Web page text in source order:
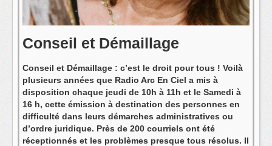
Conseil et Démaillage
Conseil et Démaillage : c’est le droit pour tous ! Voilà
plusieurs années que Radio Arc En Ciel a mis à
disposition chaque jeudi de 10h à 11h et le Samedi à
16 h, cette émission à destination des personnes en
difficulté dans leurs démarches administratives ou
d’ordre juridique. Près de 200 courriels ont été
réceptionnés et les problèmes presque tous résolus. Il